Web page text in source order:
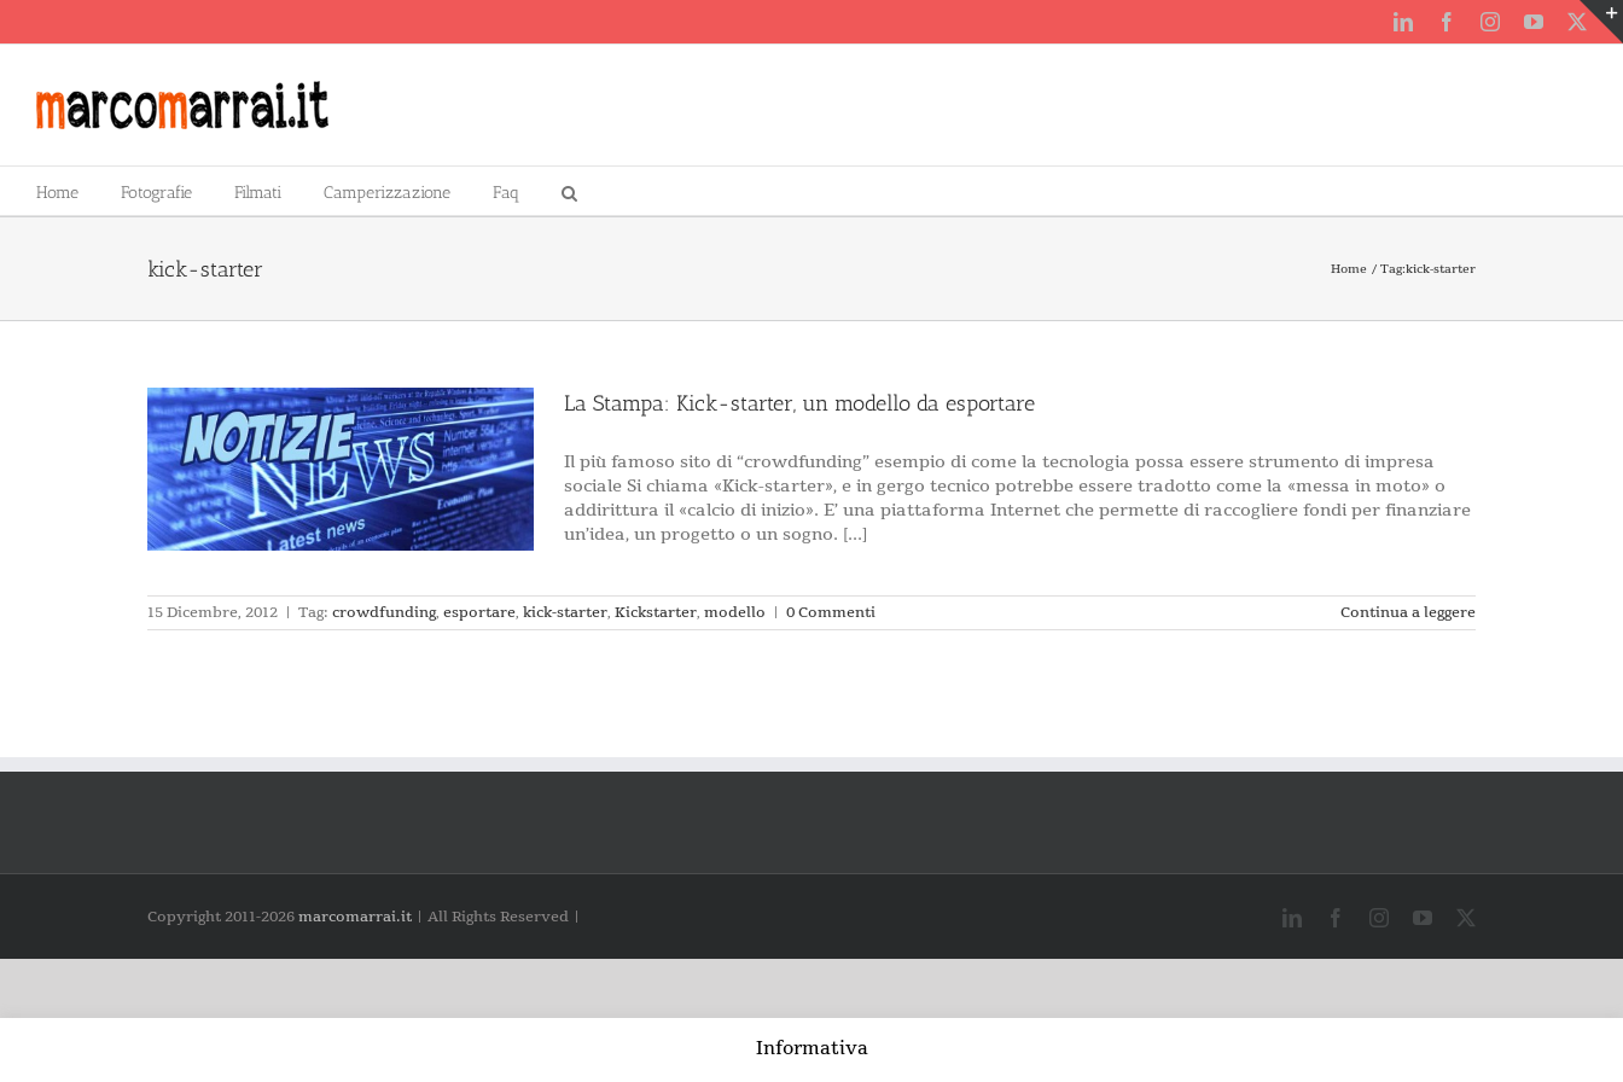
LinkedInFacebookInstagramYouTube
X
Home Fotografie Filmati Camperizzazione Faq
kick-starter Home Tag:kick-starter
La Stampa: Kick-starter, un modello da esportare
Il più famoso sito di “crowdfunding” esempio di come la tecnologia possa essere strumento di impresa
sociale Si chiama «Kick-starter», e in gergo tecnico potrebbe essere tradotto come la «messa in moto» o
addirittura il «calcio di inizio». E’ una piattaforma Internet che permette di raccogliere fondi per finanziare
un’idea, un progetto o un sogno. [...]
15 Dicembre, 2012 | Tag: crowdfunding, esportare, kick-starter, Kickstarter, modello | 0 Commenti Continua a leggere
Copyright 2011-2026marcomarrai.it | All Rights Reserved | LinkedInFacebookInstagramYouTube
Informativa